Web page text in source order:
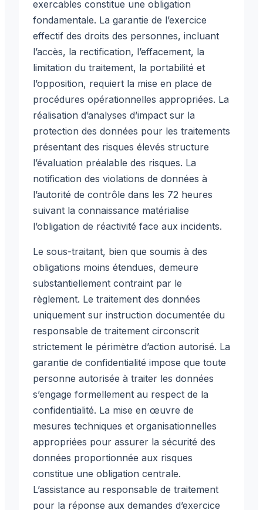
exercables constitue une obligation
fondamentale. La garantie de l’exercice
effectif des droits des personnes, incluant
l’accès, la rectification, l’effacement, la
limitation du traitement, la portabilité et
l’opposition, requiert la mise en place de
procédures opérationnelles appropriées. La
réalisation d’analyses d’impact sur la
protection des données pour les traitements
présentant des risques élevés structure
l’évaluation préalable des risques. La
notification des violations de données à
l’autorité de contrôle dans les 72 heures
suivant la connaissance matérialise
l’obligation de réactivité face aux incidents.
Le sous-traitant, bien que soumis à des
obligations moins étendues, demeure
substantiellement contraint par le
règlement. Le traitement des données
uniquement sur instruction documentée du
responsable de traitement circonscrit
strictement le périmètre d’action autorisé. La
garantie de confidentialité impose que toute
personne autorisée à traiter les données
s’engage formellement au respect de la
confidentialité. La mise en œuvre de
mesures techniques et organisationnelles
appropriées pour assurer la sécurité des
données proportionnée aux risques
constitue une obligation centrale.
L’assistance au responsable de traitement
pour la réponse aux demandes d’exercice